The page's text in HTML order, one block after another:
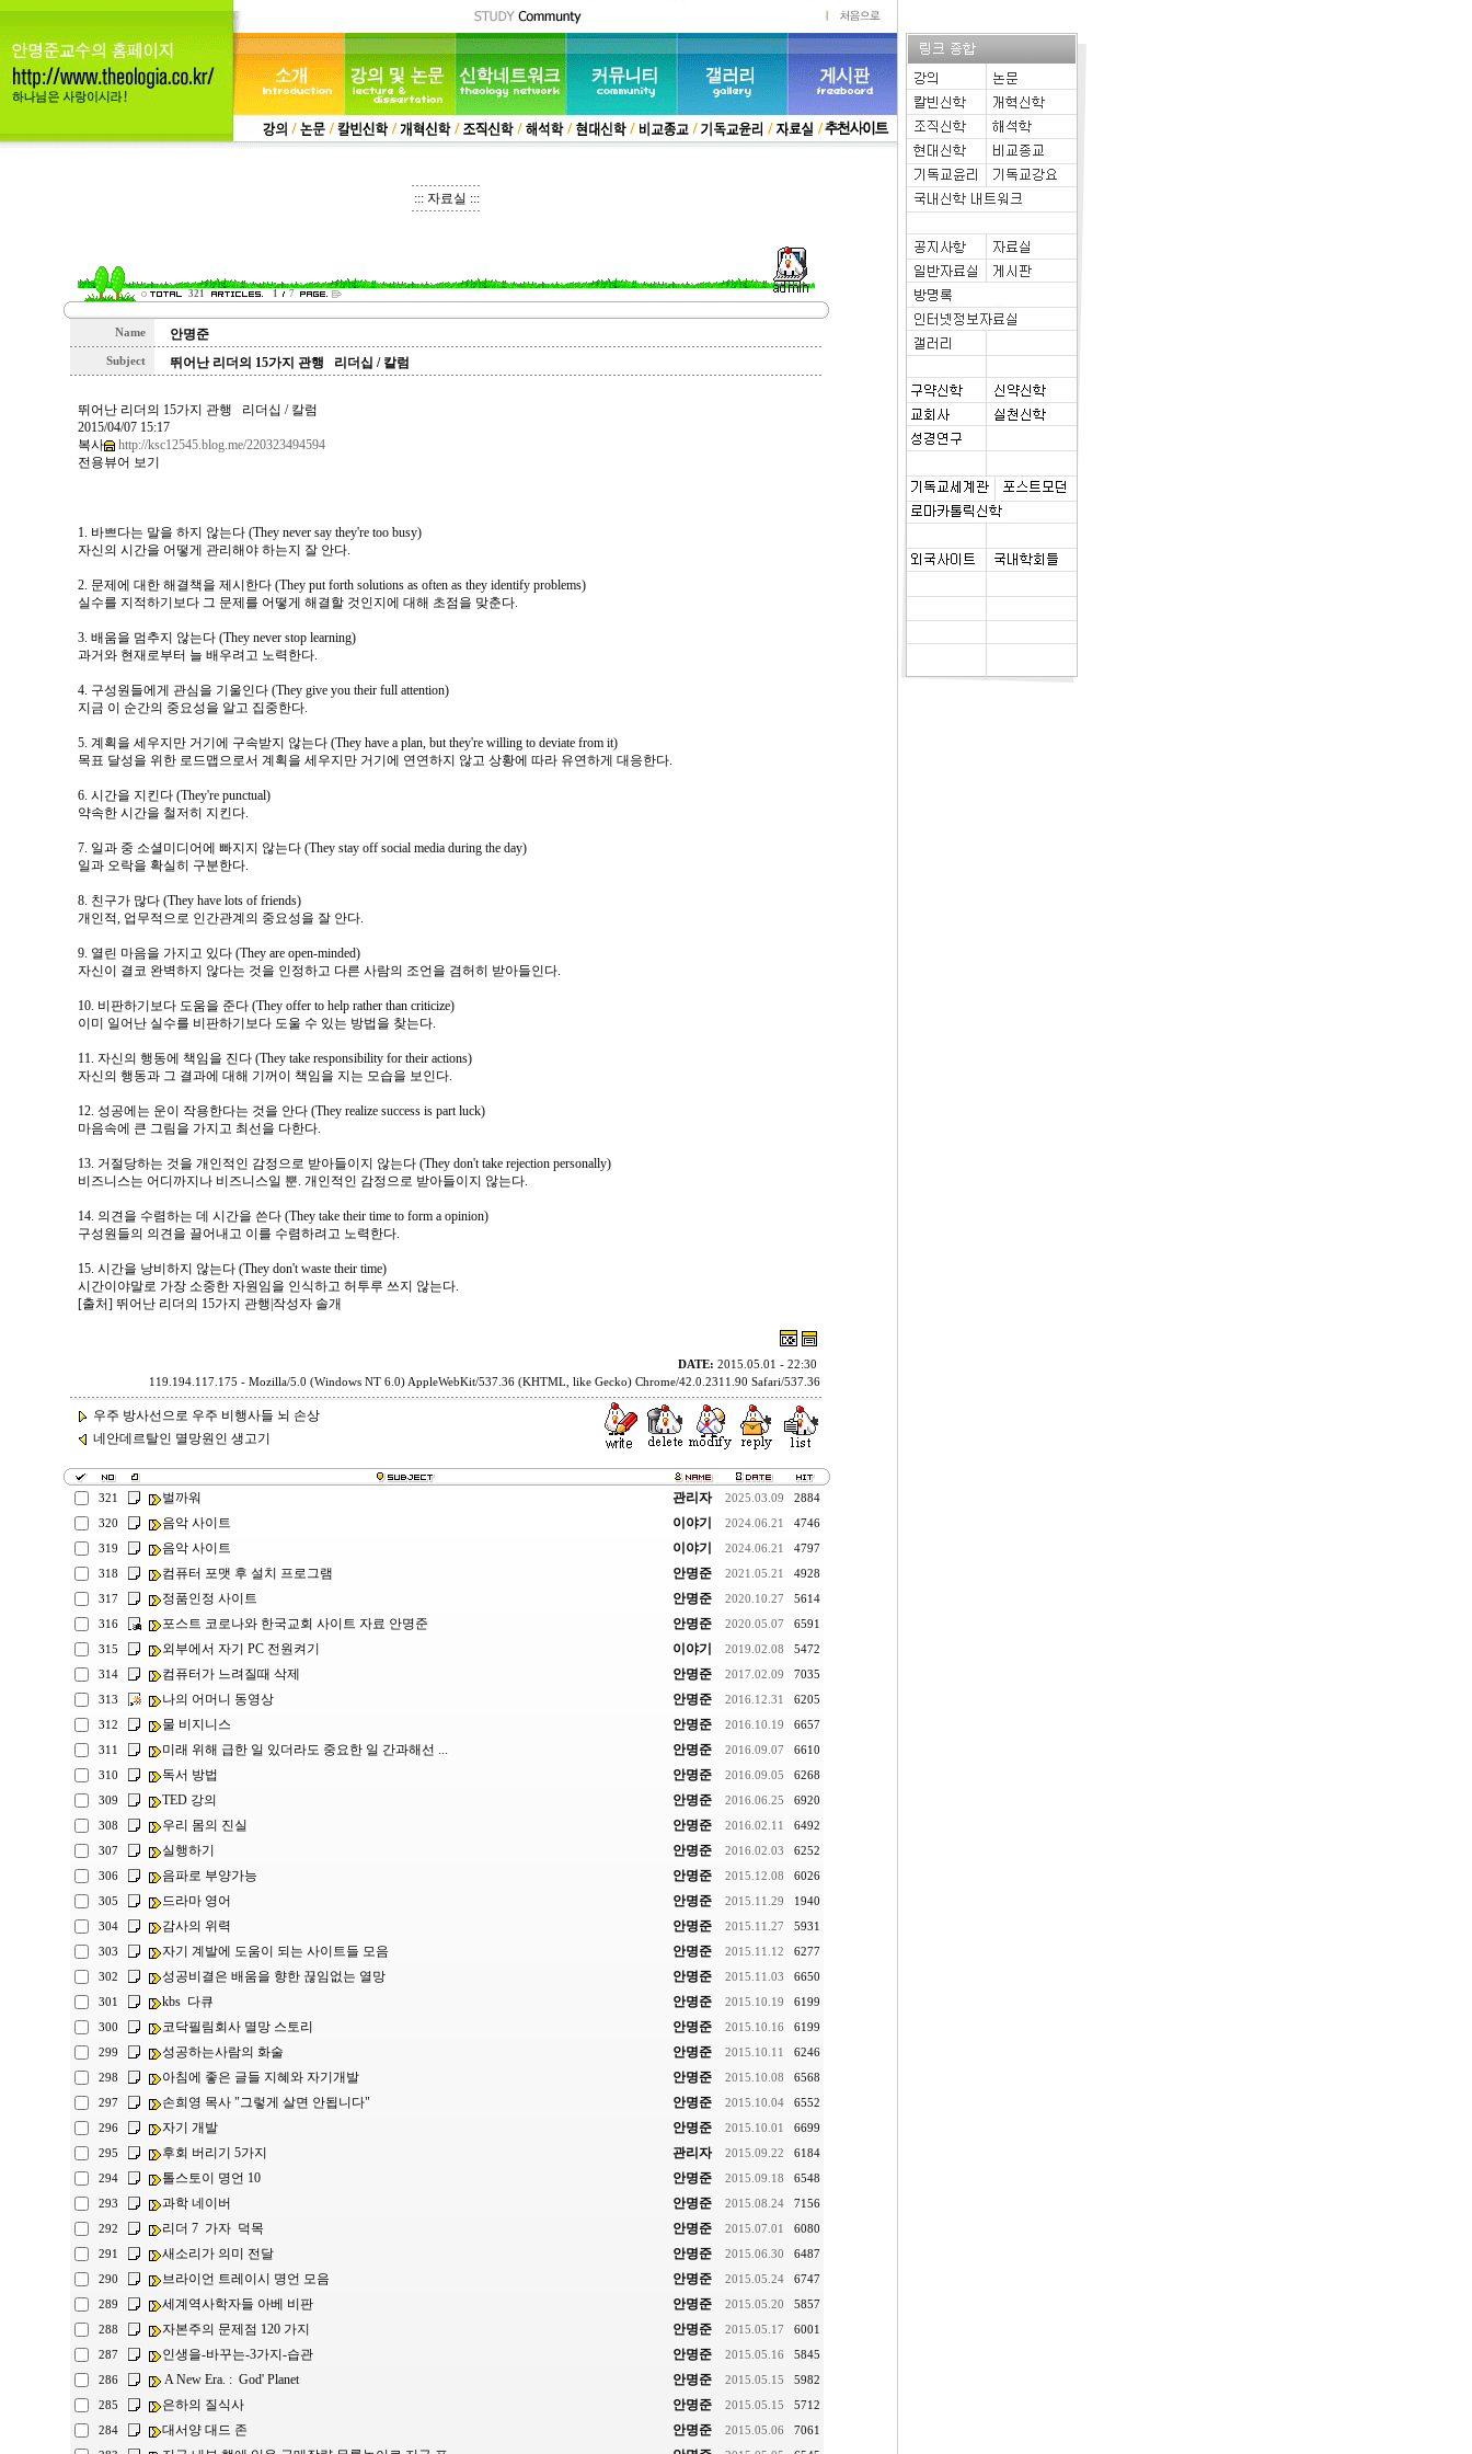
::: 자료실 :::
321 1 7
Name 안명준
Subject 뛰어난 리더의 15가지 관행 리더십 / 칼럼
뛰어난 리더의 15가지 관행 리더십 / 칼럼
2015/04/07 15:17
복사
http://ksc12545.blog.me/220323494594
전용뷰어 보기
1. 바쁘다는 말을 하지 않는다 (They never say they're too busy)
자신의 시간을 어떻게 관리해야 하는지 잘 안다.
2. 문제에 대한 해결책을 제시한다 (They put forth solutions as often as they identify problems)
실수를 지적하기보다 그 문제를 어떻게 해결할 것인지에 대해 초점을 맞춘다.
3. 배움을 멈추지 않는다 (They never stop learning)
과거와 현재로부터 늘 배우려고 노력한다.
4. 구성원들에게 관심을 기울인다 (They give you their full attention)
지금 이 순간의 중요성을 알고 집중한다.
5. 계획을 세우지만 거기에 구속받지 않는다 (They have a plan, but they're willing to deviate from it)
목표 달성을 위한 로드맵으로서 계획을 세우지만 거기에 연연하지 않고 상황에 따라 유연하게 대응한다.
6. 시간을 지킨다 (They're punctual)
약속한 시간을 철저히 지킨다.
7. 일과 중 소셜미디어에 빠지지 않는다 (They stay off social media during the day)
일과 오락을 확실히 구분한다.
8. 친구가 많다 (They have lots of friends)
개인적, 업무적으로 인간관계의 중요성을 잘 안다.
9. 열린 마음을 가지고 있다 (They are open-minded)
자신이 결코 완벽하지 않다는 것을 인정하고 다른 사람의 조언을 겸허히 받아들인다.
10. 비판하기보다 도움을 준다 (They offer to help rather than criticize)
이미 일어난 실수를 비판하기보다 도울 수 있는 방법을 찾는다.
11. 자신의 행동에 책임을 진다 (They take responsibility for their actions)
자신의 행동과 그 결과에 대해 기꺼이 책임을 지는 모습을 보인다.
12. 성공에는 운이 작용한다는 것을 안다 (They realize success is part luck)
마음속에 큰 그림을 가지고 최선을 다한다.
13. 거절당하는 것을 개인적인 감정으로 받아들이지 않는다 (They don't take rejection personally)
비즈니스는 어디까지나 비즈니스일 뿐. 개인적인 감정으로 받아들이지 않는다.
14. 의견을 수렴하는 데 시간을 쓴다 (They take their time to form a opinion)
구성원들의 의견을 끌어내고 이를 수렴하려고 노력한다.
15. 시간을 낭비하지 않는다 (They don't waste their time)
시간이야말로 가장 소중한 자원임을 인식하고 허투루 쓰지 않는다.
[출처] 뛰어난 리더의 15가지 관행|작성자 솔개
DATE: 2015.05.01 - 22:30
119.194.117.175 - Mozilla/5.0 (Windows NT 6.0) AppleWebKit/537.36 (KHTML, like Gecko) Chrome/42.0.2311.90 Safari/537.36
우주 방사선으로 우주 비행사들 뇌 손상
네안데르탈인 멸망원인 생고기
321 벌까워 관리자 2025.03.09 2884
320 음악 사이트 이야기 2024.06.21 4746
319 음악 사이트 이야기 2024.06.21 4797
318 컴퓨터 포맷 후 설치 프로그램 안명준 2021.05.21 4928
317 정품인정 사이트 안명준 2020.10.27 5614
316 포스트 코로나와 한국교회 사이트 자료 안명준 안명준 2020.05.07 6591
315 외부에서 자기 PC 전원켜기 이야기 2019.02.08 5472
314 컴퓨터가 느려질때 삭제 안명준 2017.02.09 7035
313 나의 어머니 동영상 안명준 2016.12.31 6205
312 물 비지니스 안명준 2016.10.19 6657
311 미래 위해 급한 일 있더라도 중요한 일 간과해선 ... 안명준 2016.09.07 6610
310 독서 방법 안명준 2016.09.05 6268
309 TED 강의 안명준 2016.06.25 6920
308 우리 몸의 진실 안명준 2016.02.11 6492
307 실행하기 안명준 2016.02.03 6252
306 음파로 부양가능 안명준 2015.12.08 6026
305 드라마 영어 안명준 2015.11.29 1940
304 감사의 위력 안명준 2015.11.27 5931
303 자기 계발에 도움이 되는 사이트들 모음 안명준 2015.11.12 6277
302 성공비결은 배움을 향한 끊임없는 열망 안명준 2015.11.03 6650
301 kbs 다큐 안명준 2015.10.19 6199
300 코닥필림회사 멸망 스토리 안명준 2015.10.16 6199
299 성공하는사람의 화술 안명준 2015.10.11 6246
298 아침에 좋은 글들 지혜와 자기개발 안명준 2015.10.08 6568
297 손희영 목사 "그렇게 살면 안됩니다" 안명준 2015.10.04 6552
296 자기 개발 안명준 2015.10.01 6699
295 후회 버리기 5가지 관리자 2015.09.22 6184
294 톨스토이 명언 10 안명준 2015.09.18 6548
293 과학 네이버 안명준 2015.08.24 7156
292 리더 7 가자 덕목 안명준 2015.07.01 6080
291 새소리가 의미 전달 안명준 2015.06.30 6487
290 브라이언 트레이시 명언 모음 안명준 2015.05.24 6747
289 세계역사학자들 아베 비판 안명준 2015.05.20 5857
288 자본주의 문제점 120 가지 안명준 2015.05.17 6001
287 인생을-바꾸는-3가지-습관 안명준 2015.05.16 5845
286 A New Era. : God' Planet 안명준 2015.05.15 5982
285 은하의 질식사 안명준 2015.05.15 5712
284 대서양 대드 존 안명준 2015.05.06 7061